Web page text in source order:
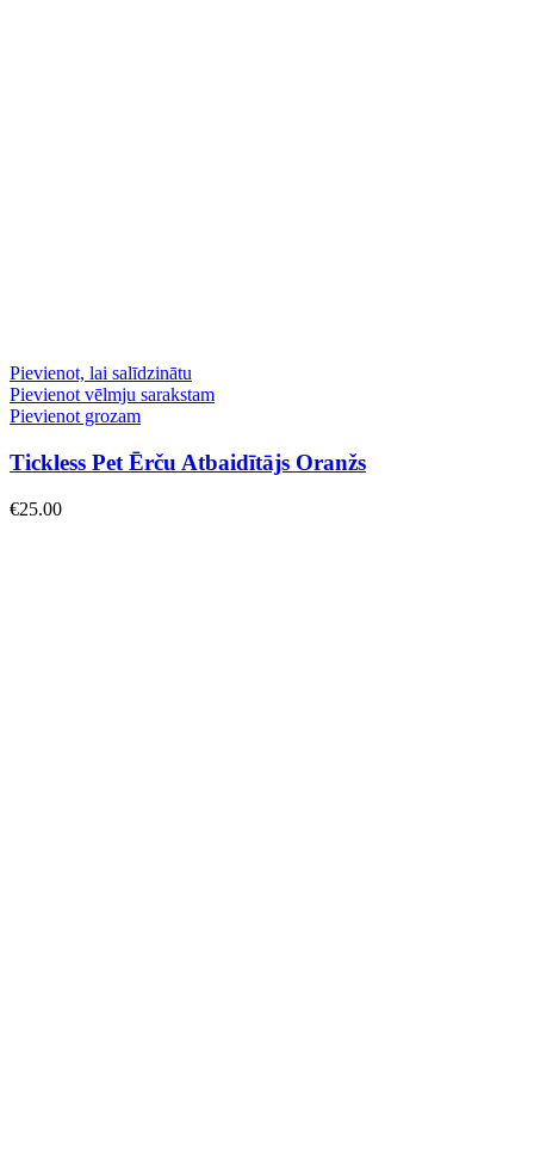
Pievienot, lai salīdzinātu
Pievienot vēlmju sarakstam
Pievienot grozam
Tickless Pet Ērču Atbaidītājs Oranžs
€25.00